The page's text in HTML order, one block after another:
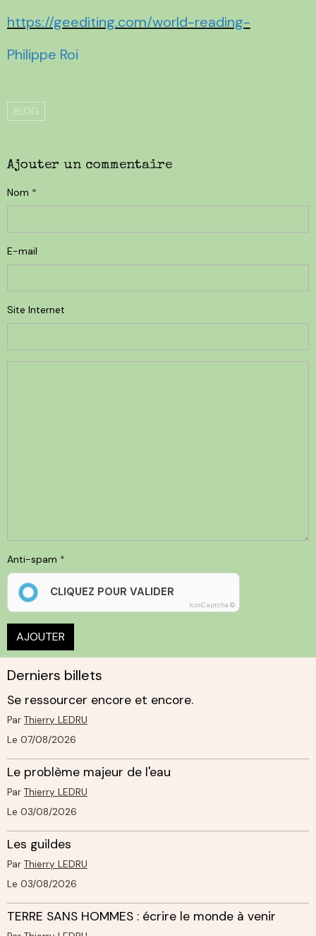
https://geediting.com/world-reading-
Philippe Roi
BLOG
Ajouter un commentaire
Nom
E-mail
Site Internet
Anti-spam
CLIQUEZ POUR VALIDER
IconCaptcha ©
AJOUTER
Derniers billets
Se ressourcer encore et encore.
Par Thierry LEDRU
Le 07/08/2026
Le problème majeur de l'eau
Par Thierry LEDRU
Le 03/08/2026
Les guildes
Par Thierry LEDRU
Le 03/08/2026
TERRE SANS HOMMES : écrire le monde à venir